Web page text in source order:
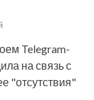
Telegram-
на связь с
"отсутствия"